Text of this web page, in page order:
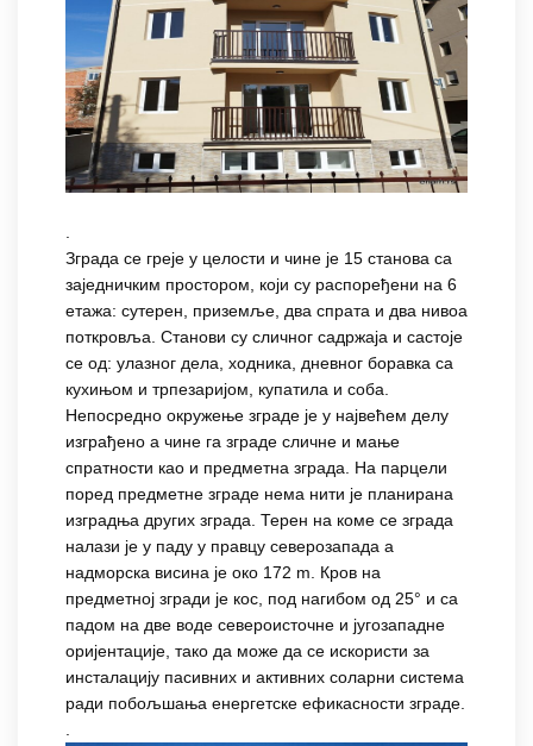
.
Зграда се греје у целости и чине је 15 станова са
заједничким простором, који су распоређени на 6
етажа: сутерен, приземље, два спрата и два нивоа
поткровља. Станови су сличног садржаја и састоје
се од: улазног дела, ходника, дневног боравка са
кухињом и трпезаријом, купатила и соба.
Непосредно окружење зграде је у највећем делу
изграђено а чине га зграде сличне и мање
спратности као и предметна зграда. На парцели
поред предметне зграде нема нити је планирана
изградња других зграда. Терен на коме се зграда
налази је у паду у правцу северозапада а
надморска висина је око 172 m. Кров на
предметној згради је кос, под нагибом од 25° и са
падом на две воде североисточне и југозападне
оријентације, тако да може да се искористи за
инсталацију пасивних и активних соларни система
ради побољшања енергетске ефикасности зграде.
.